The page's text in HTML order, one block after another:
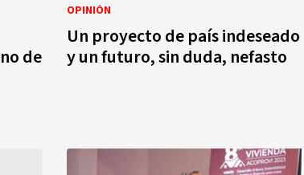
de
OPINIÓN
Un proyecto de país indeseado
y un futuro, sin duda, nefasto